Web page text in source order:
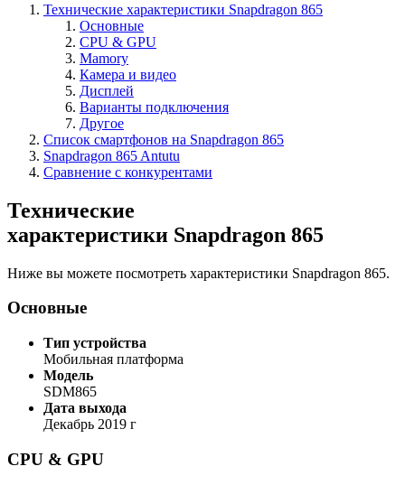
Технические характеристики Snapdragon 865
Основные
CPU & GPU
Mamory
Камера и видео
Дисплей
Варианты подключения
Другое
Список смартфонов на Snapdragon 865
Snapdragon 865 Antutu
Сравнение с конкурентами
Технические
характеристики Snapdragon 865
Ниже вы можете посмотреть характеристики Snapdragon 865.
Основные
Тип устройства
Мобильная платформа
Модель
SDM865
Дата выхода
Декабрь 2019 г
CPU & GPU